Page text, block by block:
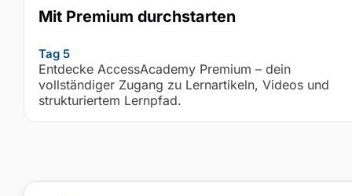
Mit Premium durchstarten
Tag 5
Entdecke AccessAcademy Premium – dein
vollständiger Zugang zu Lernartikeln, Videos und
strukturiertem Lernpfad.